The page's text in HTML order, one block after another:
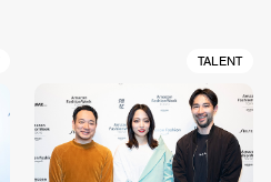
TALENT